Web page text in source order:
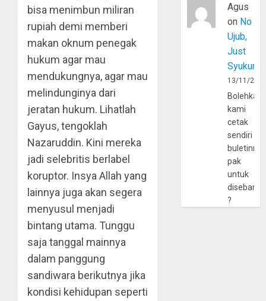
bisa menimbun miliran
rupiah demi memberi
makan oknum penegak
hukum agar mau
mendukungnya, agar mau
melindunginya dari
jeratan hukum. Lihatlah
Gayus, tengoklah
Nazaruddin. Kini mereka
jadi selebritis berlabel
koruptor. Insya Allah yang
lainnya juga akan segera
menyusul menjadi
bintang utama. Tunggu
saja tanggal mainnya
dalam panggung
sandiwara berikutnya jika
kondisi kehidupan seperti
Agus
on No
Ujub,
Just
Syukur
13/11/
Bolehkah
kami
cetak
sendiri
pak
untuk
?